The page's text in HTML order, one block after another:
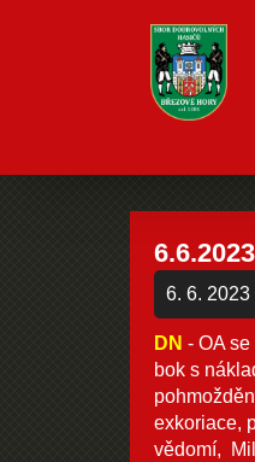
6. 6. 2023
DN - OA
bok s
exkoriace,
vědomí,